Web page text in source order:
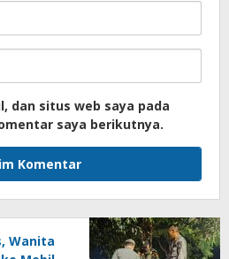
dan situs web saya pada
saya berikutnya.
Wanita